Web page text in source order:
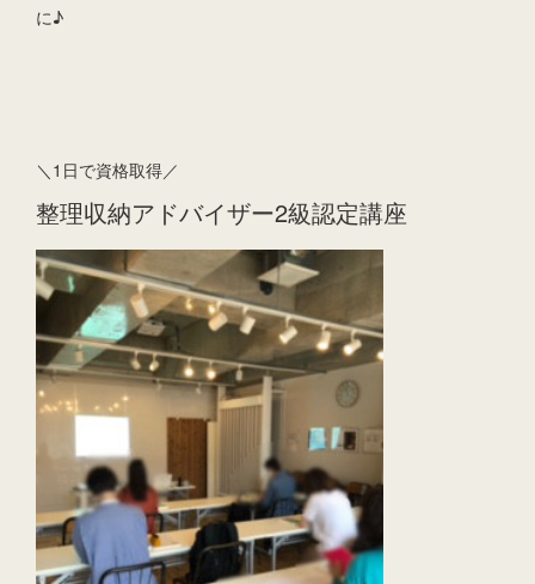
に♪
＼1日で資格取得／
整理収納アドバイザー2級認定講座